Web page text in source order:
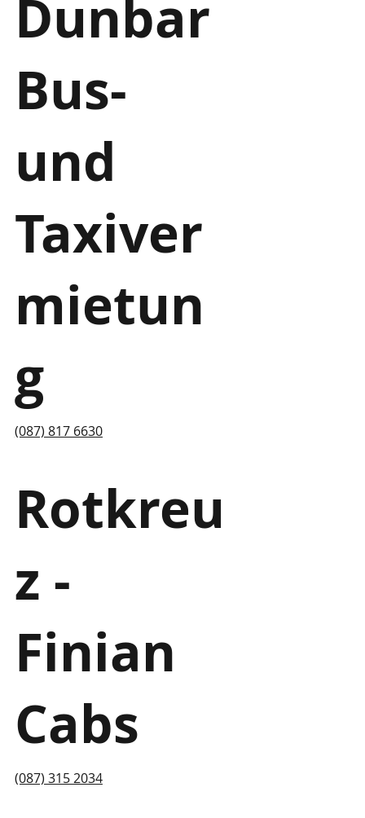
Rotkreu
z -
Finian
Cabs
(087) 315 2034
Dunbar
Bus-
und
Taxiver
mietun
g
(087) 817 6630